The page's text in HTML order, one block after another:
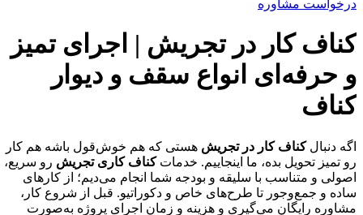
درخواست مشاوره
کناف کار در تجریش | اجرای تمیز
و حرفه‌ای انواع سقف و دیوار
کناف
اگه دنبال کناف کار در تجریش هستی که هم خوش‌قول باشه هم کار
رو تمیز تحویل بده، ما اینجاییم.خدماتکناف کاری تجریش رو سریع،
اصولی و متناسب با سلیقه و بودجه شما انجام می‌دیم؛ از کارهای
ساده و جمع‌وجور تا طرح‌های خاص و دکوراتیو.قبل از شروع کار،
مشاوره رایگان می‌گیری و هزینه و زمان اجرای پروژه به‌صورت